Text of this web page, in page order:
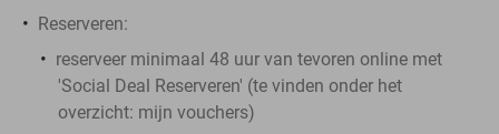
Reserveren:
reserveer minimaal 48 uur van tevoren online met
'Social Deal Reserveren' (te vinden onder het
overzicht: mijn vouchers)